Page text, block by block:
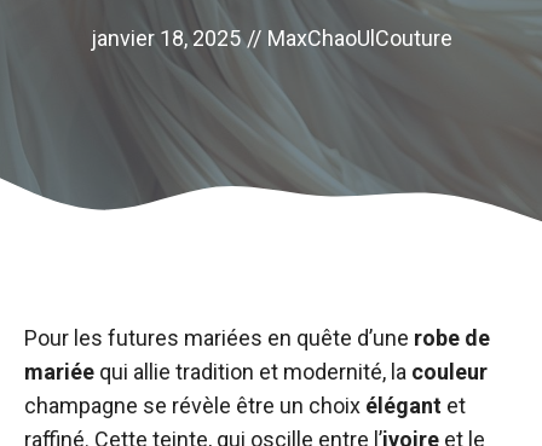
janvier 18, 2025 // MaxChaoUlCouture
Pour les futures mariées en quête d’une robe de
mariée qui allie tradition et modernité, la couleur
champagne se révèle être un choix élégant et
raffiné. Cette teinte, qui oscille entre l’ivoire et le